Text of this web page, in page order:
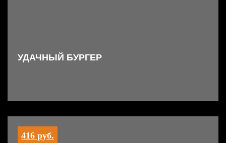
УДАЧНЫЙ БУРГЕР
416 руб.